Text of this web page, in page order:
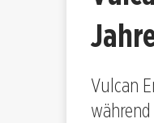
Vulcan